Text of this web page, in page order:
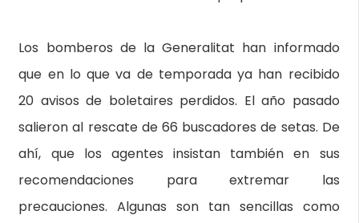
Los bomberos de la Generalitat han informado
que en lo que va de temporada ya han recibido
20 avisos de boletaires perdidos. El año pasado
salieron al rescate de 66 buscadores de setas. De
ahí, que los agentes insistan también en sus
recomendaciones para extremar las
precauciones. Algunas son tan sencillas como